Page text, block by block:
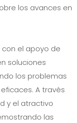
los avances en
el apoyo de
soluciones
los problemas
A través
y el atractivo
las